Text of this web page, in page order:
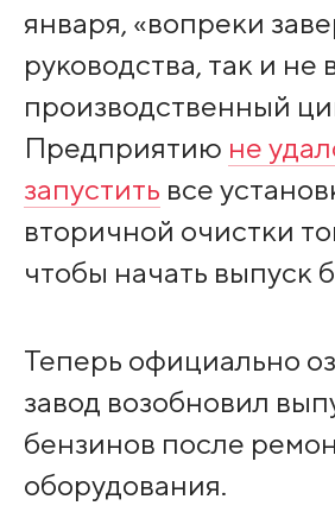
января, «вопреки
руководства, так и не
производственный
Предприятию не
запустить все
вторичной очистки
чтобы начать выпуск
Теперь официально
завод возобновил
бензинов после
оборудования.